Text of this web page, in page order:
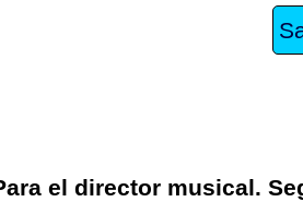
el director musical.